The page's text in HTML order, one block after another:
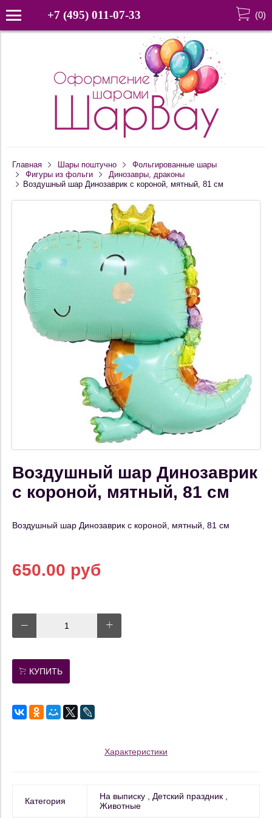
+7 (495) 011-07-33 (0)
Главная Шары поштучно
Фольгированные шары
Фигуры из фольги
Динозавры, драконы
Воздушный шар Динозаврик с короной, мятный, 81 см
Воздушный шар Динозаврик
с короной, мятный, 81 см
Воздушный шар Динозаврик с короной, мятный, 81 см
650.00 руб
КУПИТЬ
Характеристики
Категория На выписку
Детский праздник
Животные